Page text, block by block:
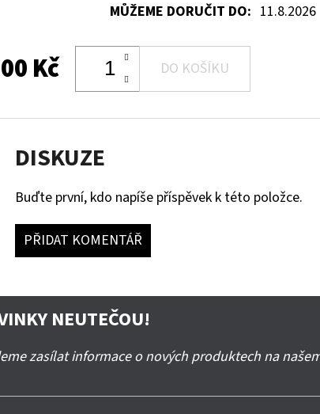
MŮŽEME DORUČIT DO: 11.8.2026
Kč DO KOŠÍKU
DISKUZE
Buďte první, kdo napíše příspěvek k této položce.
PŘIDAT KOMENTÁŘ
NEUTEČOU!
zasílat informace o nových produktech na